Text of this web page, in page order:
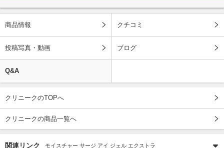
商品情報 クチコミ
投稿写真・動画 ブログ
Q&A
クリニークのTOPへ
クリニークの商品一覧へ
関連リンク モイスチャー サージ アイ ジェル エクストラ